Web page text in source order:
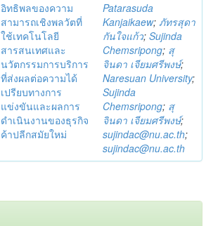
อิทธิพลของความ
สามารถเชิงพลวัตที่
ใช้เทคโนโลยี
สารสนเทศและ
นวัตกรรมการบริการ
ที่ส่งผลต่อความได้
เปรียบทางการ
แข่งขันและผลการ
ดำเนินงานของธุรกิจ
ค้าปลีกสมัยใหม่
Patarasuda
Kanjaikaew; ภัทรสุดา
กันใจแก้ว; Sujinda
Chemsripong; สุ
จินดา เจียมศรีพงษ์;
Naresuan University;
Sujinda
Chemsripong; สุ
จินดา เจียมศรีพงษ์;
sujindac@nu.ac.th;
sujindac@nu.ac.th